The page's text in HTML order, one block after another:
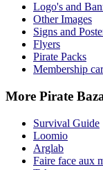
Logo's and
Other Images
Signs and
Flyers
Pirate Packs
Membership
More Pirate
Survival Guide
Loomio
Arglab
Faire face aux